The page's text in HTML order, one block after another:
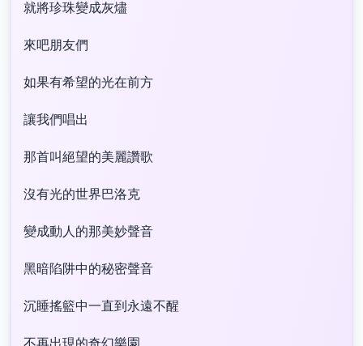
就將珍珠變成灰燼
來吧朋友們
如果有希望的光在前方
讓我們唱出
那首叫絕望的美麗讚歌
沒有光的世界巴洛克
變成動人的那美妙聲音
黑暗陷阱中的秘密聲音
沉睡搖籃中一直到永遠不醒
不再出現的奇幻樂園